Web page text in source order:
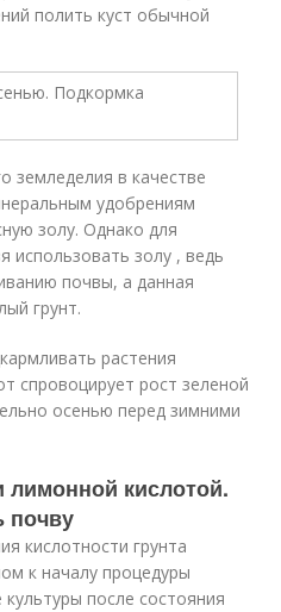
полить куст обычной
земледелия в качестве
удобрениям
золу. Однако для
использовать золу , ведь
почвы, а данная
грунт.
растения
спровоцирует рост зеленой
осенью перед зимними
лимонной кислотой.
почву
кислотности грунта
к началу процедуры
после состояния